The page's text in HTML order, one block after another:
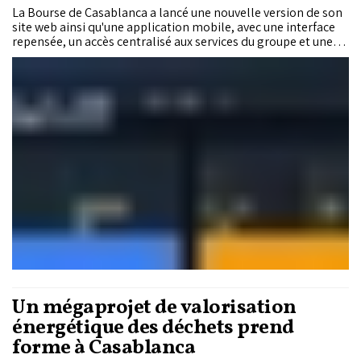
La Bourse de Casablanca a lancé une nouvelle version de son
site web ainsi qu'une application mobile, avec une interface
repensée, un accès centralisé aux services du groupe et une
navigation adaptée aux différents profils d'utilisateurs.
Un mégaprojet de valorisation
énergétique des déchets prend
forme à Casablanca